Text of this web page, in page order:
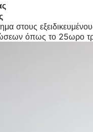
στους
όπως το 25ωρο